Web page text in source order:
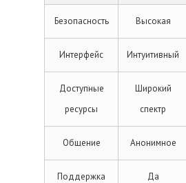
Безопасность Высокая
Интерфейс Интуитивный
Доступные
ресурсы
Широкий
спектр
Общение Анонимное
Поддержка
Да